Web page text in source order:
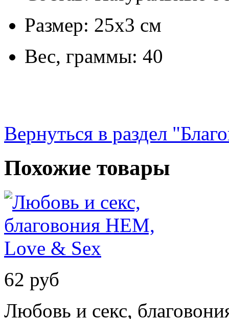
Размер: 25х3 см
Вес, граммы: 40
Вернуться в раздел
Похожие товары
62 руб
Любовь и секс,